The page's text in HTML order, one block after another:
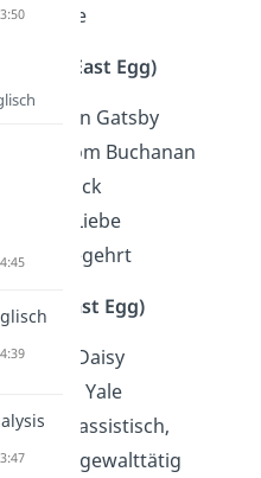
(East Egg)
von Gatsby
von Tom Buchanan
von Nick
nach Liebe
und begehrt
(East Egg)
von Daisy
Nick aus Yale
rassistisch,
und gewalttätig